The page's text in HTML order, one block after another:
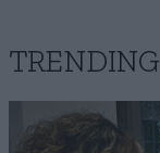
TRENDING